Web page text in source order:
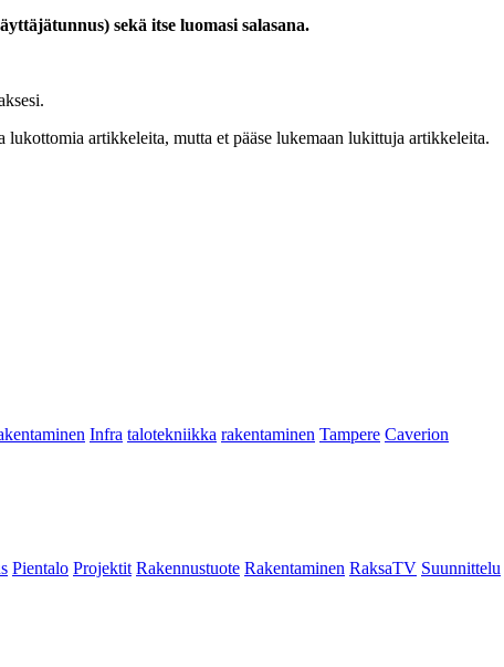
sekä itse luomasi salasana.
artikkeleita, mutta et pääse lukemaan lukittuja artikkeleita.
Infra talotekniikka rakentaminen Tampere Caverion
Pientalo Projektit Rakennustuote Rakentaminen RaksaTV Suunnittelu